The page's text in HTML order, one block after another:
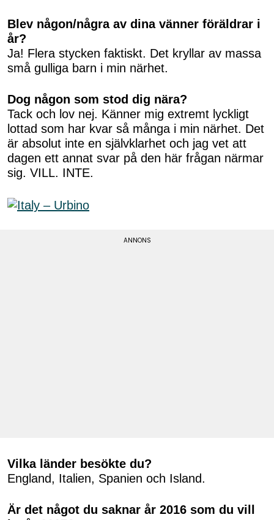
Blev någon/några av dina vänner föräldrar i
år?
Ja! Flera stycken faktiskt. Det kryllar av massa
små gulliga barn i min närhet.
Dog någon som stod dig nära?
Tack och lov nej. Känner mig extremt lyckligt
lottad som har kvar så många i min närhet. Det
är absolut inte en självklarhet och jag vet att
dagen ett annat svar på den här frågan närmar
sig. VILL. INTE.
Vilka länder besökte du?
England, Italien, Spanien och Island.
Är det något du saknar år 2016 som du vill